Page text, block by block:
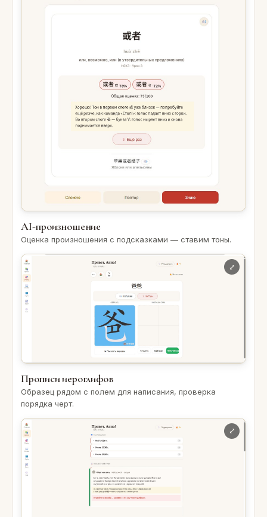
AI-произношение
Оценка произношения с подсказками — ставим тоны.
Прописи иероглифов
Образец рядом с полем для написания, проверка
порядка черт.